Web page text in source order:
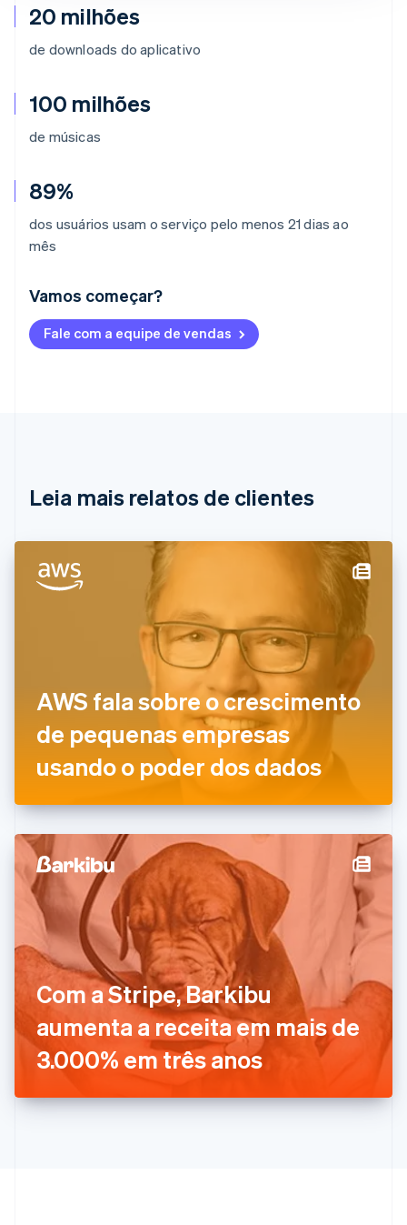
20 milhões
de downloads do aplicativo
100 milhões
de músicas
89%
dos usuários usam o serviço pelo menos 21 dias ao
mês
Vamos começar?
Fale com a equipe de vendas
Leia mais relatos de clientes
AWS fala sobre o crescimento
de pequenas empresas
usando o poder dos dados
Com a Stripe, Barkibu
aumenta a receita em mais de
3.000% em três anos
DeutschEnglish
Austrália
Bulgária
China continental
简体中文
English
Emirados Árabes Unidos
English
Eslováquia
English
EnglishItaliano
Espanha
English
Estados Unidos
EnglishEspañol 简体中文
Estônia
English
Finlândia
English Svenska
França
FrançaisEnglish
Gibraltar
English
Grécia
English
English